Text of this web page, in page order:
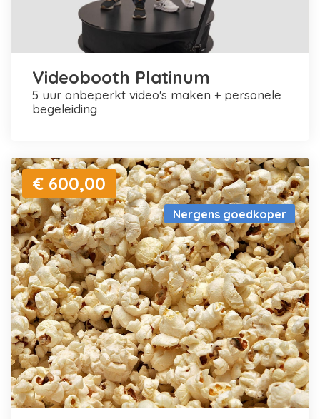
Videobooth Platinum
5 uur onbeperkt video's maken + personele
begeleiding
Nergens goedkoper
€ 600,00